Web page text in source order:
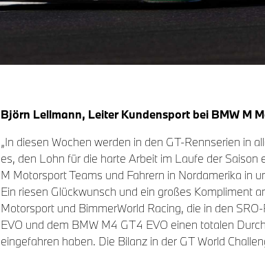
Björn Lellmann, Leiter Kundensport bei BMW M
„In diesen Wochen werden in den GT-Rennserien in
es, den Lohn für die harte Arbeit im Laufe der Saison
M Motorsport Teams und Fahrern in Nordamerika in
Ein riesen Glückwunsch und ein großes Kompliment
Motorsport und BimmerWorld Racing, die in den
EVO und dem BMW M4 GT4 EVO einen totalen
eingefahren haben. Die Bilanz in der GT World